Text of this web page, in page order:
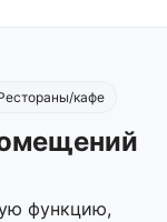
кафе
функцию,